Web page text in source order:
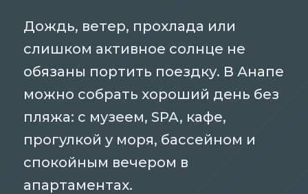
Дождь, ветер, прохлада или
слишком активное солнце не
обязаны портить поездку. В Анапе
можно собрать хороший день без
пляжа: с музеем, SPA, кафе,
прогулкой у моря, бассейном и
спокойным вечером в
апартаментах.